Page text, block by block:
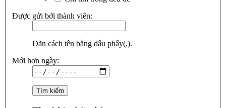
Được gửi bởi thành viên:
Dãn cách tên bằng dấu phẩy(,).
Mới hơn ngày: